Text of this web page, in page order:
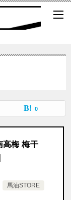
0
高梅 梅干
馬油STORE